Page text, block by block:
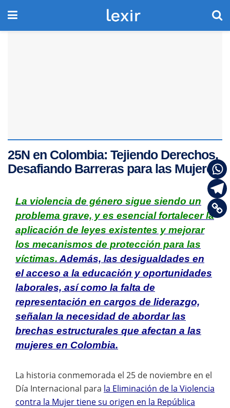
25N en Colombia: Tejiendo Derechos,
Desafiando Barreras para las Mujeres
La violencia de género sigue siendo un
problema grave, y es esencial fortalecer la
aplicación de leyes existentes y mejorar
los mecanismos de protección para las
víctimas. Además, las desigualdades en
el acceso a la educación y oportunidades
laborales, así como la falta de
representación en cargos de liderazgo,
señalan la necesidad de abordar las
brechas estructurales que afectan a las
mujeres en Colombia.
La historia conmemorada el 25 de noviembre en el
Día Internacional para la Eliminación de la Violencia
contra la Mujer tiene su origen en la República